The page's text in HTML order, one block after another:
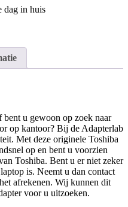
dag in huis
bent u gewoon op zoek naar
op kantoor? Bij de Adapterlab
Met deze originele Toshiba
op en bent u voorzien
Toshiba. Bent u er niet zeker
is. Neemt u dan contact
afrekenen. Wij kunnen dit
voor u uitzoeken.